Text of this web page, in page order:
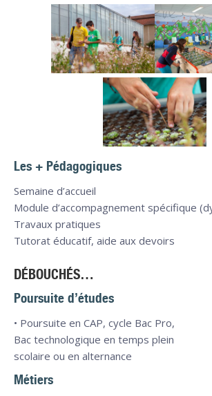
Les + Pédagogiques
Semaine d’accueil
Module d’accompagnement spécifique
Travaux pratiques
Tutorat éducatif, aide aux devoirs
DÉBOUCHÉS…
Poursuite d’études
• Poursuite en CAP, cycle Bac Pro,
Bac technologique en temps plein
scolaire ou en alternance
Métiers